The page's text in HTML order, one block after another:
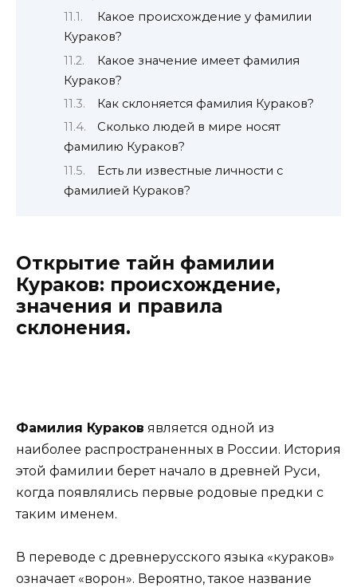
Какое происхождение у фамилии
Кураков?
Какое значение имеет фамилия
Кураков?
Как склоняется фамилия Кураков?
Сколько людей в мире носят
фамилию Кураков?
Есть ли известные личности с
фамилией Кураков?
Открытие тайн фамилии
Кураков: происхождение,
значения и правила
склонения.
Фамилия Кураков является одной из
наиболее распространенных в России. История
этой фамилии берет начало в древней Руси,
когда появлялись первые родовые предки с
таким именем.
В переводе с древнерусского языка «кураков»
означает «ворон». Вероятно, такое название